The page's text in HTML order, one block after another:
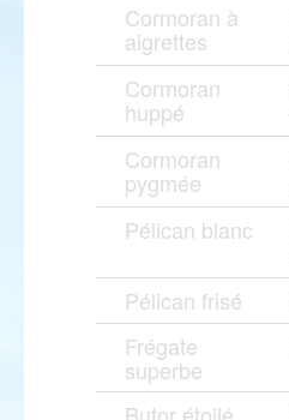
Cormoran à
aigrettes
Cormoran
huppé
Cormoran
pygmée
Pélican blanc
Pélican frisé
Frégate
superbe